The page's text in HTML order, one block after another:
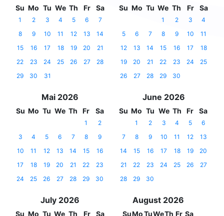
Su Mo Tu We Th Fr Sa
1 2 3 4 5 6
7
8
9 10 11 12 13
14
15
16 17 18 19 20
21
22
23 24 25 26 27
28
29
30 31
Su Mo Tu We Th Fr Sa
1 2 3
4
5
6 7 8 9 10
11
12
13 14 15 16 17
18
19
20 21 22 23 24
25
26
27 28 29 30
Mai 2026
Su Mo Tu We Th Fr Sa
1
2
3
4 5 6 7 8
9
10
11 12 13 14 15
16
17
18 19 20 21 22
23
24
25 26 27 28 29 30
June 2026
Su Mo Tu We Th Fr Sa
1 2 3 4 5
6
7
8 9 10 11 12
13
14
15 16 17 18 19
20
21
22 23 24 25 26
27
28
29 30
July 2026
Su Mo Tu We Th Fr Sa
August 2026
SuMoTuWeTh Fr Sa